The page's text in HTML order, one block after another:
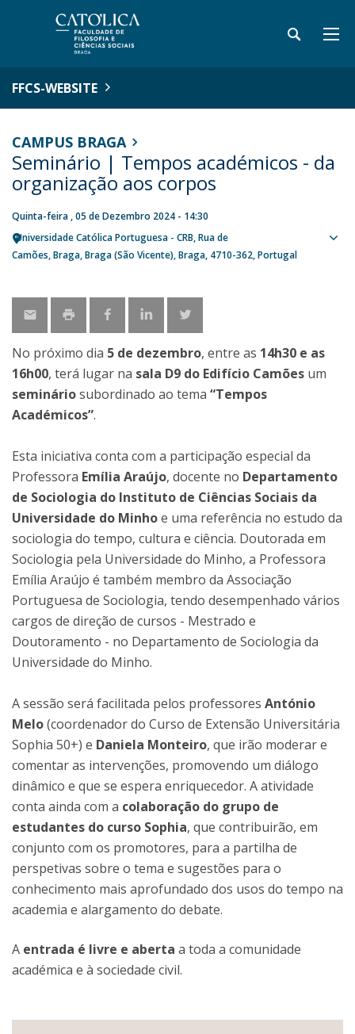
FFCS-WEBSITE
CAMPUS BRAGA
Seminário | Tempos académicos - da
organização aos corpos
Quinta-feira , 05 de Dezembro 2024 - 14:30
Universidade Católica Portuguesa - CRB Rua de
Camões Braga Braga (São Vicente), Braga 4710-362 Portugal
No próximo dia 5 de dezembro, entre as 14h30 e as
16h00, terá lugar na sala D9 do Edifício Camões um
semináriosubordinado ao tema “Tempos
Académicos”.
Esta iniciativa conta com a participação especial da
Professora Emília Araújo, docente no Departamento
de Sociologia do Instituto de Ciências Sociais da
Universidade do Minhoe uma referência no estudo da
sociologia do tempo, cultura e ciência. Doutorada em
Sociologia pela Universidade do Minho, a Professora
Emília Araújo é também membro da Associação
Portuguesa de Sociologia, tendo desempenhado vários
cargos de direção de cursos - Mestrado e
Doutoramento - no Departamento de Sociologia da
Universidade do Minho.
A sessão será facilitada pelos professores António
Melo(coordenador do Curso de Extensão Universitária
Sophia 50+) e Daniela Monteiro, que irão moderar e
comentar as intervenções, promovendo um diálogo
dinâmico e que se espera enriquecedor. A atividade
conta ainda com a colaboração do grupo de
estudantes do curso Sophia, que contribuirão, em
conjunto com os promotores, para a partilha de
perspetivas sobre o tema e sugestões para o
conhecimento mais aprofundado dos usos do tempo na
academia e alargamento do debate.
A entrada é livre e aberta a toda a comunidade
académica e à sociedade civil.